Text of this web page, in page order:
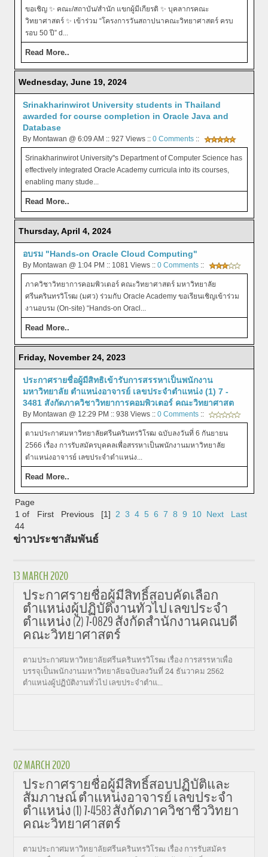
ขอเชิญ ✨ คณะ/สถาบัน/สำนัก แขกผู้มีเกียรติ ✨ บุคลากรคณะ
วิทยาศาสตร์ ✨ เข้าร่วม “โครงการวันสถาปนาคณะวิทยาศาสตร์ ครบ
รอบ 50 ปี” ԁ...
Read More..
Wednesday, June 19, 2024
Srinakharinwirot University students in Thailand
awarded for course completion in Oracle Java and
Database
By Montawan @ 6:09 AM :: 927 Views :: 0 Comments::
Srinakharinwirot University''s Department of Computer Science has
effectively integrated Oracle Academy curricula into its courses,
enabling many stude...
Read More..
Thursday, April 4, 2024
อบรม "Hands-on Oracle Cloud Computing"
By Montawan @ 1:04 PM :: 1081 Views :: 0 Comments::
ภาควิชาวิทยาการคอมพิวเตอร์ คณะวิทยาศาสตร์ มหาวิทยาลัย
ศรีนครินทรวิโรฒ (มศว) ร่วมกับ Oracle Academy ขอเรียนเชิญเข้าร่วม
งานอบรม (On-site) “Hands-on Oracl...
Read More..
Friday, November 24, 2023
ประกาศรายชื่อผู้มีสิทธิเข้ารับการสรรหาเป็นพนักงาน
มหาวิทยาลัย ตำแหน่งอาจารย์ เลขประจำตำแหน่ง (1) 7 -
3481 สังกัดภาควิชาวิทยาการคอมพิวเตอร์ คณะวิทยาศาสต
By Montawan @ 12:29 PM :: 938 Views :: 0 Comments::
ตามประกาศมหาวิทยาลัยศรีนครินทรวิโรฒ ฉบับลงวันที่ 6 กันยายน
2566 เรื่อง การรับสมัครบุคคลเพื่อสรรหาเป็นพนักงานมหาวิทยาลัย
ตำแหน่งอาจารย์ เลขประจำตำแหน่ง...
Read More..
Page
1 of
44
First Previous [1] 2 3 4 5 6 7 8 9 10 Next Last
ข่าวประชาสัมพันธ์
13 MARCH 2020
ประกาศรายชื่อผู้มีสิทธิ์สอบคัดเลือก
ตำแหน่งผู้ปฏิบัติงานทั่วไป เลขประจำ
ตำแหน่ง (2) 7-0829 สังกัดสำนักงานคณบดี
คณะวิทยาศาสตร์
ตามประกาศมหาวิทยาลัยศรีนครินทรวิโรฒ เรื่อง การสรรหาเพื่อ
บรรจุเป็นพนักงานมหาวิทยาลัยฉบับลงวันที่ 24 ธันวาคม 2562
ตำแหน่งผู้ปฏิบัติงานทั่วไป เลขประจำตำแ...
02 MARCH 2020
ประกาศรายชื่อผู้มีสิทธิ์สอบปฏิบัติและ
สัมภาษณ์ ตำแหน่งอาจารย์ เลขประจำ
ตำแหน่ง (1) 7-4583 สังกัดภาควิชาชีววิทยา
คณะวิทยาศาสตร์
ตามประกาศมหาวิทยาลัยศรีนครินทรวิโรฒ เรื่อง การรับสมัคร